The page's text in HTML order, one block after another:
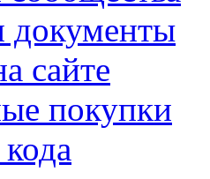
документы
сайте
покупки